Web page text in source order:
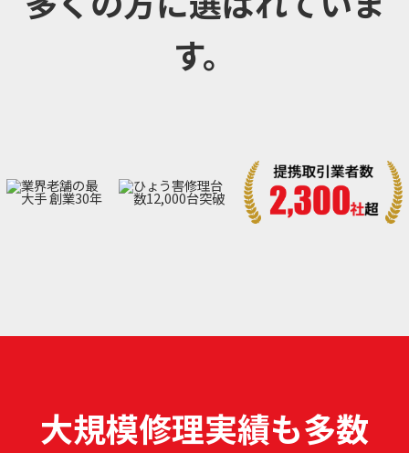
す。
大規模修理実績も多数